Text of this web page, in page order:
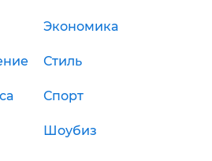
Экономика
Стиль
Спорт
Шоубиз